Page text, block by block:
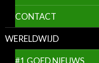
CONTACT
WERELDWIJD
#1 GOED NIEUWS